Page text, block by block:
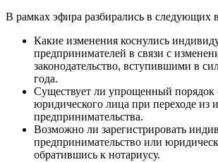
В рамках эфира разбирались в следующих
Какие изменения коснулись
предпринимателей в связи с
законодательство, вступившими в
года.
Существует ли упрощенный порядок
юридического лица при переходе из
предпринимательства.
Возможно ли зарегистрировать
предпринимательство или
обратившись к нотариусу.